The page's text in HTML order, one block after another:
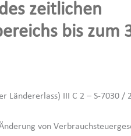
zeitlichen
bis zum
Ländererlass) III C 2 – S-7030 /
von